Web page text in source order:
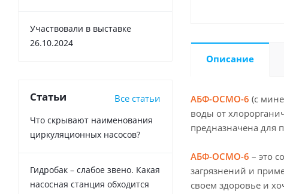
Описание
АБФ-ОСМО-6 (с
воды от
предназначена для
АБФ-ОСМО-6 – это
загрязнений и
своем здоровье и
Участвовали в выставке
26.10.2024
Статьи Все статьи
Что скрывают наименования
циркуляционных насосов?
Гидробак – слабое звено. Какая
насосная станция обходится